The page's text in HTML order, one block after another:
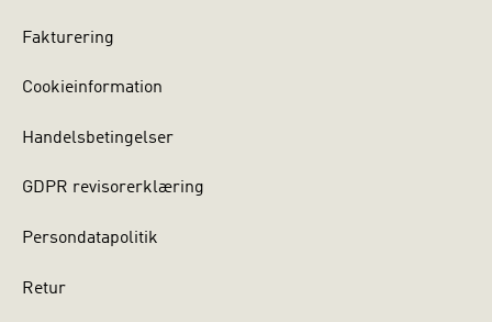
Fakturering
Cookieinformation
Handelsbetingelser
GDPR revisorerklæring
Persondatapolitik
Retur